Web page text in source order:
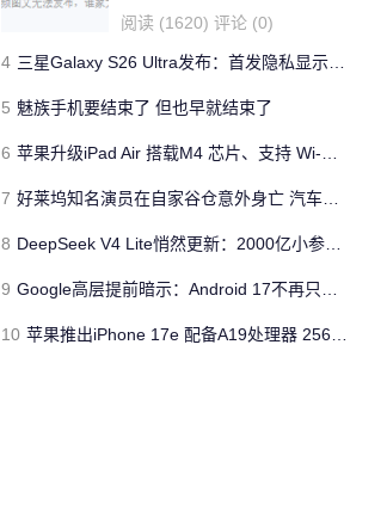
阅读 (1620) 评论 (0)
4 三星Galaxy S26 Ultra发布：首发隐私显示屏、骁龙 8 Elite Gen 5与60W闪充
5 魅族手机要结束了 但也早就结束了
6 苹果升级iPad Air 搭载M4 芯片、支持 Wi‑Fi 7 售价不变
7 好莱坞知名演员在自家谷仓意外身亡 汽车搭电时突然自燃
8 DeepSeek V4 Lite悄然更新：2000亿小参数性能逼近美国顶流
9 Google高层提前暗示：Android 17不再只是操作系统
10 苹果推出iPhone 17e 配备A19处理器 256GB容量起步 刘海屏依旧